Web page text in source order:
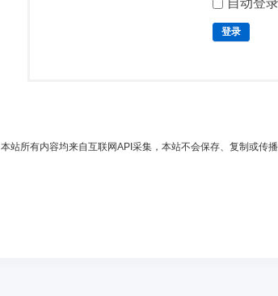
自动登录
登录
本站所有内容均来自互联网API采集，本站不会保存、复制或传